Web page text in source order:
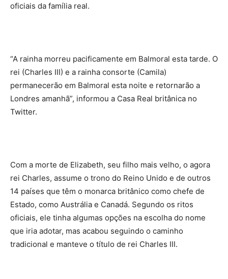
oficiais da família real.
“A rainha morreu pacificamente em Balmoral esta tarde. O
rei (Charles III) e a rainha consorte (Camila)
permanecerão em Balmoral esta noite e retornarão a
Londres amanhã”, informou a Casa Real britânica no
Twitter.
Com a morte de Elizabeth, seu filho mais velho, o agora
rei Charles, assume o trono do Reino Unido e de outros
14 países que têm o monarca britânico como chefe de
Estado, como Austrália e Canadá. Segundo os ritos
oficiais, ele tinha algumas opções na escolha do nome
que iria adotar, mas acabou seguindo o caminho
tradicional e manteve o título de rei Charles III.